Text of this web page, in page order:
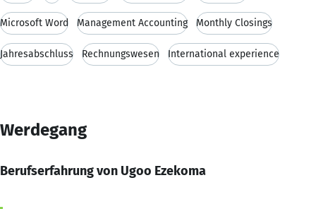
Microsoft Word Management Accounting Monthly Closings
Jahresabschluss Rechnungswesen International experience
Werdegang
Berufserfahrung von Ugoo Ezekoma